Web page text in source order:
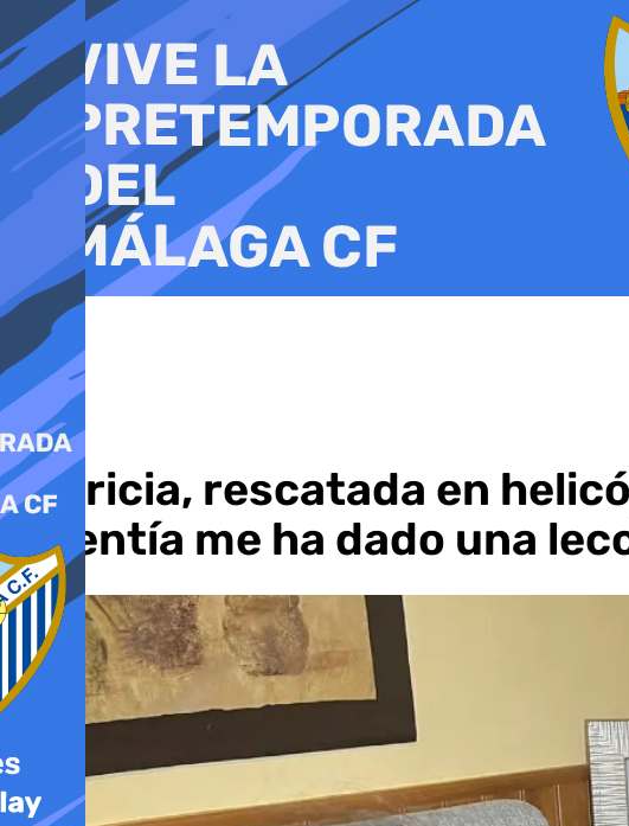
al
contenido
Patricia, rescatada en
valentía me ha dado una